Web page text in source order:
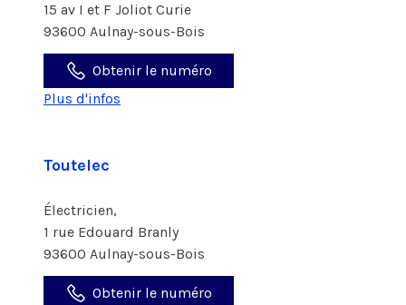
15 av I et F Joliot Curie
93600 Aulnay-sous-Bois
Obtenir le numéro
Plus d'infos
Toutelec
Électricien,
1 rue Edouard Branly
93600 Aulnay-sous-Bois
Obtenir le numéro